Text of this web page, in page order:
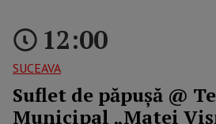
12:00
SUCEAVA
Suflet de păpușă @
Municipal „Matei